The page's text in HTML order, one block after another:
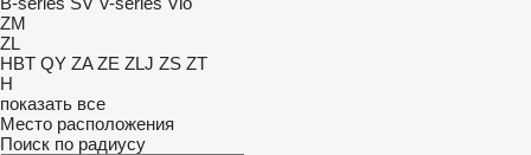
ZM
ZL
HBT QY ZA ZE ZLJ ZS ZT
H
показать все
Место расположения
Поиск по радиусу